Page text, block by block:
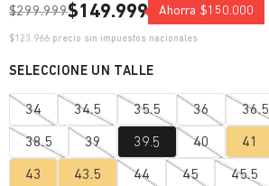
$299.999$149.999 Ahorra $150.000
$123.966 precio sin impuestos nacionales
34 34.5 35.5 36 36.5
38.5 39 39.5 40 41
43 43.5 44 45 45.5